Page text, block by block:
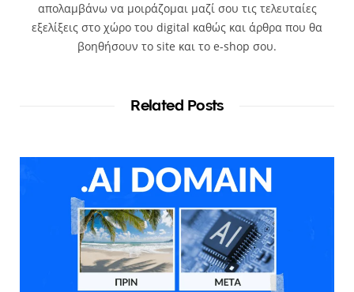
απολαμβάνω να μοιράζομαι μαζί σου τις τελευταίες
εξελίξεις στο χώρο του digital καθώς και άρθρα που θα
βοηθήσουν το site και το e-shop σου.
Related Posts